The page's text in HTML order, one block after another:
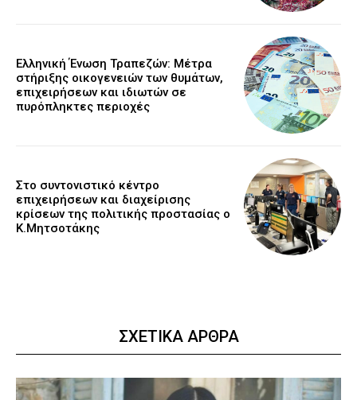
Ελληνική Ένωση Τραπεζών: Μέτρα
στήριξης οικογενειών των θυμάτων,
επιχειρήσεων και ιδιωτών σε
πυρόπληκτες περιοχές
Στο συντονιστικό κέντρο
επιχειρήσεων και διαχείρισης
κρίσεων της πολιτικής προστασίας ο
Κ.Μητσοτάκης
ΣΧΕΤΙΚΑ ΑΡΘΡΑ